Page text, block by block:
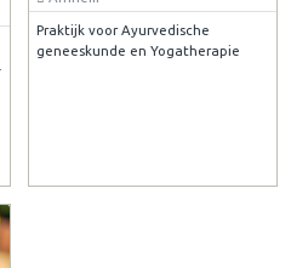
Praktijk voor Ayurvedische
geneeskunde en Yogatherapie